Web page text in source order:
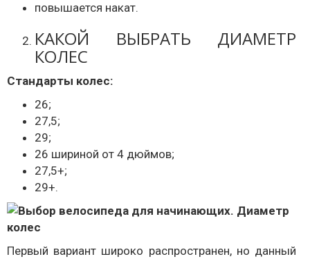
повышается накат.
КАКОЙ ВЫБРАТЬ ДИАМЕТР
КОЛЕС
Стандарты колес:
26;
27,5;
29;
26 шириной от 4 дюймов;
27,5+;
29+.
Первый вариант широко распространен, но данный